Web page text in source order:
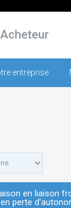
Acheteur
entreprise
en liaison
perte